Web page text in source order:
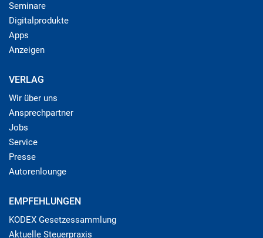
Seminare
Digitalprodukte
Apps
Anzeigen
VERLAG
Wir über uns
Ansprechpartner
Jobs
Service
Presse
Autorenlounge
EMPFEHLUNGEN
KODEX Gesetzessammlung
Aktuelle Steuerpraxis